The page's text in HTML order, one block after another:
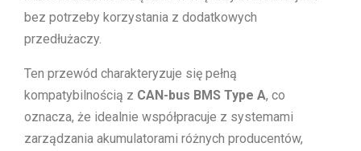
bez potrzeby korzystania z dodatkowych
przedłużaczy.
Ten przewód charakteryzuje się pełną
kompatybilnością z CAN-bus BMS Type A, co
oznacza, że idealnie współpracuje z systemami
zarządzania akumulatorami różnych producentów,